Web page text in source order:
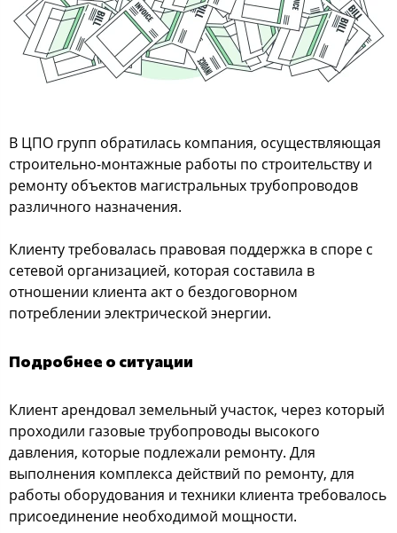
В ЦПО групп обратилась компания, осуществляющая
строительно-монтажные работы по строительству и
ремонту объектов магистральных трубопроводов
различного назначения.
Клиенту требовалась правовая поддержка в споре с
сетевой организацией, которая составила в
отношении клиента акт о бездоговорном
потреблении электрической энергии.
Подробнее о ситуации
Клиент арендовал земельный участок, через который
проходили газовые трубопроводы высокого
давления, которые подлежали ремонту. Для
выполнения комплекса действий по ремонту, для
работы оборудования и техники клиента требовалось
присоединение необходимой мощности.